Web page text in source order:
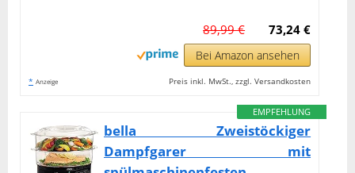
73,24 €
89,99 €
Bei Amazon ansehen
* Anzeige Preis inkl. MwSt., zzgl. Versandkosten
EMPFEHLUNG
bella Zweistöckiger
Dampfgarer mit